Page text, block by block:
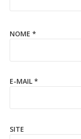
NOME *
E-MAIL *
SITE